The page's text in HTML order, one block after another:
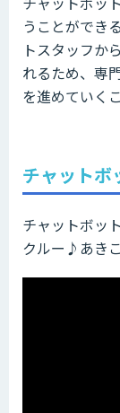
うことができ
トスタッフか
れるため、専
を進めていく
チャットボ
チャットボッ
クルー♪あき